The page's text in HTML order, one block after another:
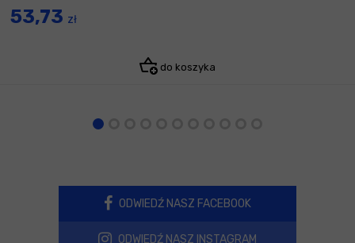
53,73 zł
do koszyka
ODWIEDŹ NASZ FACEBOOK
ODWIEDŹ NASZ INSTAGRAM